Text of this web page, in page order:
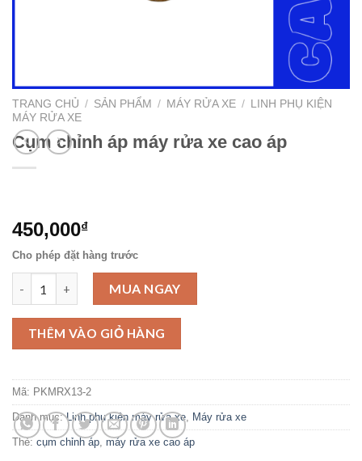
TRANG CHỦ / SẢN PHẨM / MÁY RỬA XE / LINH PHỤ KIỆN
MÁY RỬA XE
Cụm chỉnh áp máy rửa xe cao áp
450,000₫
Cho phép đặt hàng trước
MUA NGAY
THÊM VÀO GIỎ HÀNG
Mã: PKMRX13-2
Danh mục:Linh phụ kiện máy rửa xe Máy rửa xe
Thẻ: cụm chỉnh áp máy rửa xe cao áp